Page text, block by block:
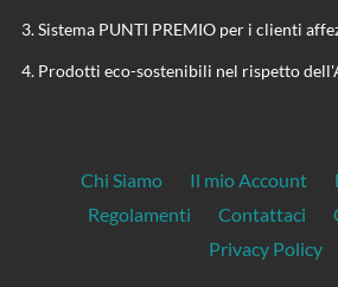
Sistema PUNTI PREMIO per i clienti
Prodotti eco-sostenibili nel rispetto
Chi Siamo Il mio Account
Regolamenti
Contattaci
Privacy Policy